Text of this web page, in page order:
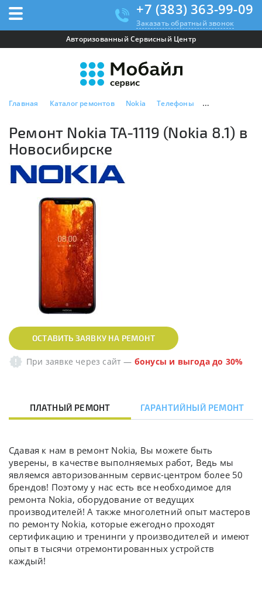
+7 (383) 363-99-09
Заказать обратный звонок
Авторизованный Сервисный Центр
Главная Каталог ремонтов Nokia Телефоны Ремонт Nokia
Ремонт Nokia TA-1119 (Nokia 8.1) в
Новосибирске
ОСТАВИТЬ ЗАЯВКУ НА РЕМОНТ
При заявке через сайт — бонусы и выгода до 30%
ПЛАТНЫЙ РЕМОНТ ГАРАНТИЙНЫЙ РЕМОНТ
Сдавая к нам в ремонт Nokia, Вы можете быть
уверены, в качестве выполняемых работ, Ведь мы
являемся авторизованным сервис-центром более 50
брендов! Поэтому у нас есть все необходимое для
ремонта Nokia, оборудование от ведущих
производителей! А также многолетний опыт мастеров
по ремонту Nokia, которые ежегодно проходят
сертификацию и тренинги у производителей и имеют
опыт в тысячи отремонтированных устройств
каждый!